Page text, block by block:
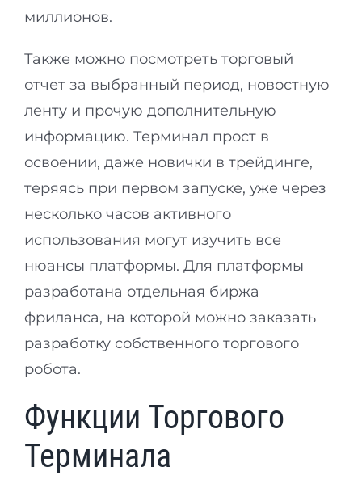
миллионов.
Также можно посмотреть торговый
отчет за выбранный период, новостную
ленту и прочую дополнительную
информацию. Терминал прост в
освоении, даже новички в трейдинге,
теряясь при первом запуске, уже через
несколько часов активного
использования могут изучить все
нюансы платформы. Для платформы
разработана отдельная биржа
фриланса, на которой можно заказать
разработку собственного торгового
робота.
Функции Торгового
Терминала